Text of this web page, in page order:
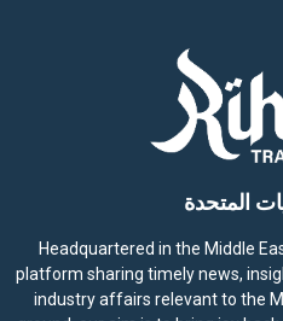
المتحدة
Headquartered in the Middle
platform sharing timely news,
industry affairs relevant to the